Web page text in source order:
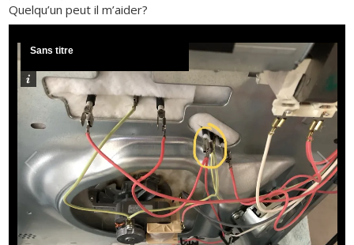
Quelqu’un peut il m’aider?
Sans titre